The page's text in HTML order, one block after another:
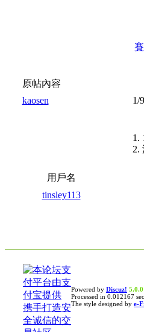
原帖內容
kaosen
1/
1.
2.
用戶名
tinsley113
Powered by Discuz! 5.0.0
Processed in 0.012167
The style designed by e-